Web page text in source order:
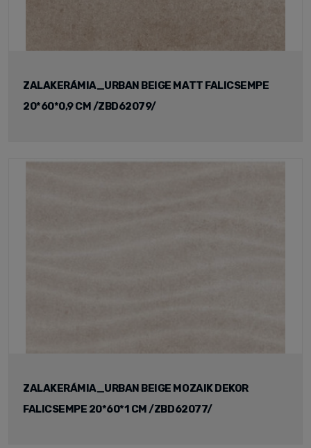
ZALAKERÁMIA_URBAN BEIGE MATT FALICSEMPE
20*60*0,9 CM /ZBD62079/
ZALAKERÁMIA_URBAN BEIGE MOZAIK DEKOR
FALICSEMPE 20*60*1 CM /ZBD62077/